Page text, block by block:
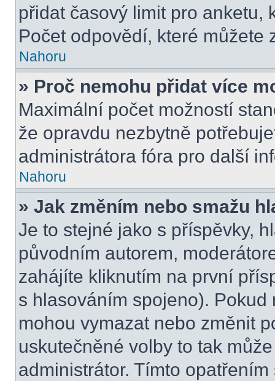
přidat časový limit pro anketu,
Počet odpovědí, které můžete
Nahoru
» Proč nemohu přidat více
Maximální počet možností
že opravdu nezbytně
administrátora fóra pro další
Nahoru
» Jak změním nebo smažu
Je to stejné jako s příspěvky,
původním autorem,
zahájíte kliknutím na první
s hlasováním spojeno).
mohou vymazat nebo změnit
uskutečněné volby to tak
administrátor. Tímto